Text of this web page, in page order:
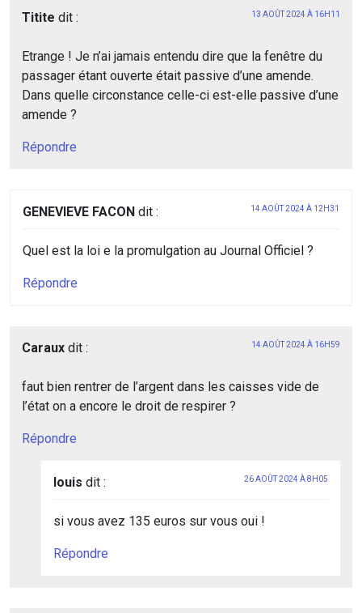
Titite dit : 13 AOÛT 2024 À 16H11
Etrange ! Je n’ai jamais entendu dire que la fenêtre du
passager étant ouverte était passive d’une amende.
Dans quelle circonstance celle-ci est-elle passive d’une
amende ?
Répondre
GENEVIEVE FACON dit : 14 AOÛT 2024 À 12H31
Quel est la loi e la promulgation au Journal Officiel ?
Répondre
Caraux dit : 14 AOÛT 2024 À 16H59
faut bien rentrer de l’argent dans les caisses vide de
l’état on a encore le droit de respirer ?
Répondre
louis dit : 26 AOÛT 2024 À 8H05
si vous avez 135 euros sur vous oui !
Répondre